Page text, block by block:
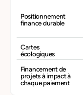
Positionnement
finance durable
Cartes
écologiques
Financement de
projets à impact à
chaque paiement